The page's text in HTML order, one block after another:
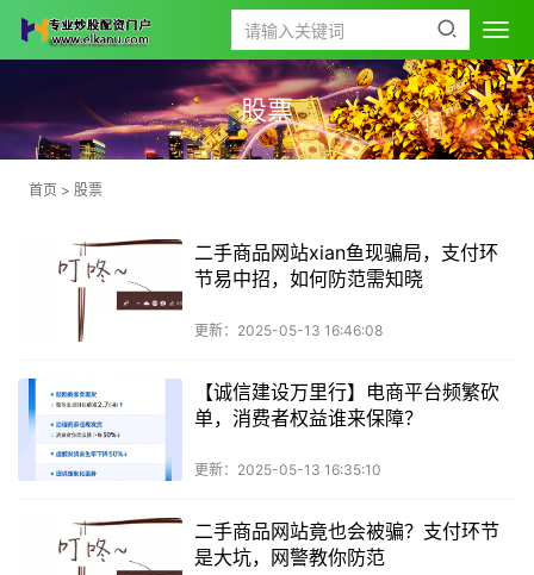
股票
首页 > 股票
二手商品网站xian鱼现骗局，支付环
节易中招，如何防范需知晓
更新：2025-05-13 16:46:08
【诚信建设万里行】电商平台频繁砍
单，消费者权益谁来保障？
更新：2025-05-13 16:35:10
二手商品网站竟也会被骗？支付环节
是大坑，网警教你防范